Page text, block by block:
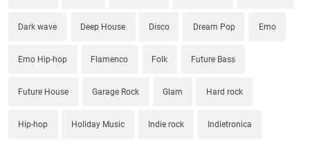
Dark wave Deep House Disco Dream Pop Emo
Emo Hip-hop Flamenco Folk Future Bass
Future House Garage Rock Glam Hard rock
Hip-hop Holiday Music Indie rock Indietronica